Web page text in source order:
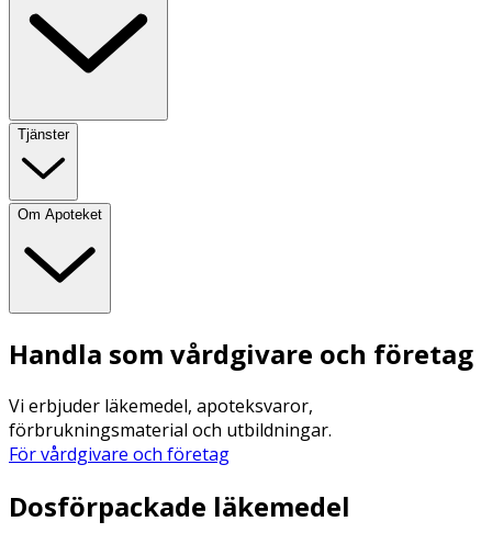
Tjänster
Om Apoteket
Handla som vårdgivare och företag
Vi erbjuder läkemedel, apoteksvaror,
förbrukningsmaterial och utbildningar.
För vårdgivare och företag
Dosförpackade läkemedel